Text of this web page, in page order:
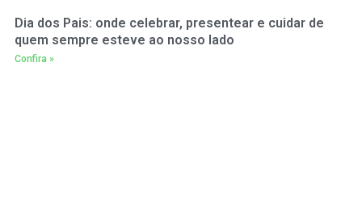
Dia dos Pais: onde celebrar, presentear e cuidar de
quem sempre esteve ao nosso lado
Confira »